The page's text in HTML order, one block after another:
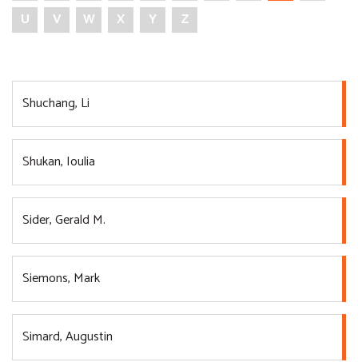
U
V W X Y Z
Shuchang, Li
Shukan, Ioulia
Sider, Gerald M.
Siemons, Mark
Simard, Augustin